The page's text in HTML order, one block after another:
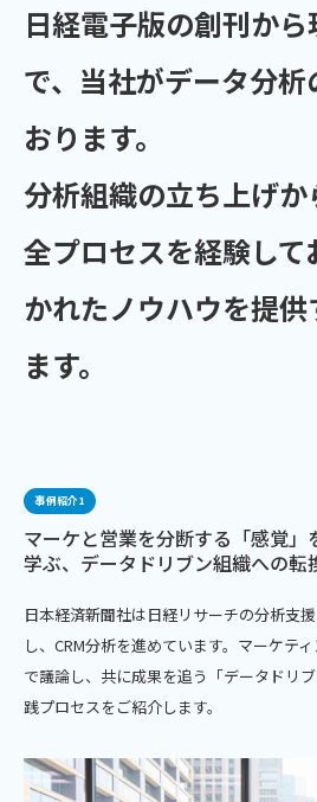
日経電子版の創刊か
で、当社がデータ分析
おります。
分析組織の立ち上げ
全プロセスを経験して
かれたノウハウを提
ます。
事例紹介1
マーケと営業を分断する「感覚」
学ぶ、データドリブン組織への転
日本経済新聞社は日経リサーチの分析支
し、CRM分析を進めています。マーケテ
で議論し、共に成果を追う「データドリ
践プロセスをご紹介します。